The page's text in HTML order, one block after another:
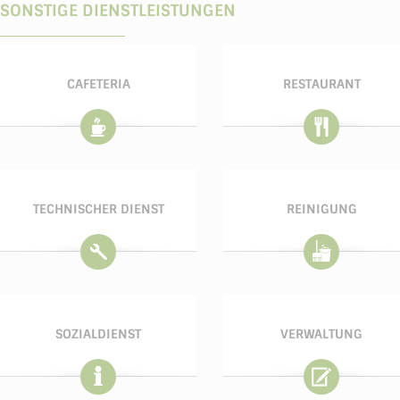
SONSTIGE DIENSTLEISTUNGEN
CAFETERIA RESTAURANT
TECHNISCHER DIENST REINIGUNG
SOZIALDIENST VERWALTUNG